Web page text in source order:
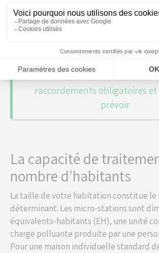
requise pour votre installation
autonome.
Viabilisation d'un terrain
raccordements obligatoires
prévoir
La capacité de
nombre d’habitants
La taille de votre habitation constitue
déterminant. Les micro-stations sont
équivalents-habitants (EH), une unité
charge polluante produite par une
Pour une maison individuelle standard